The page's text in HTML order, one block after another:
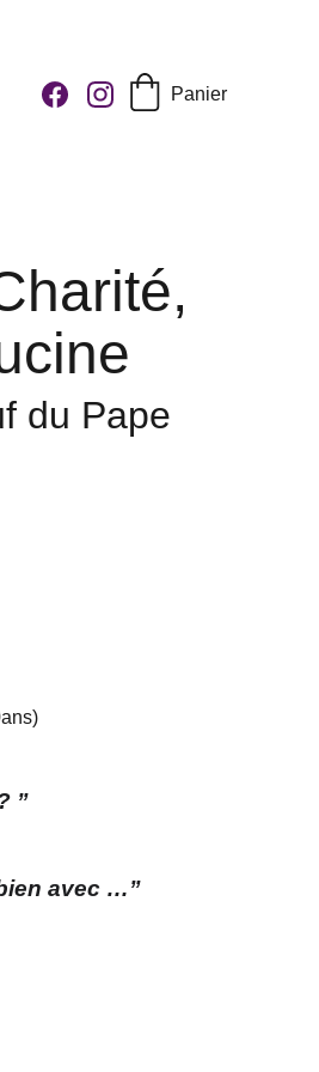
Panier
du Pape
”
avec …”